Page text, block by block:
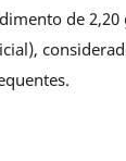
de 2,20